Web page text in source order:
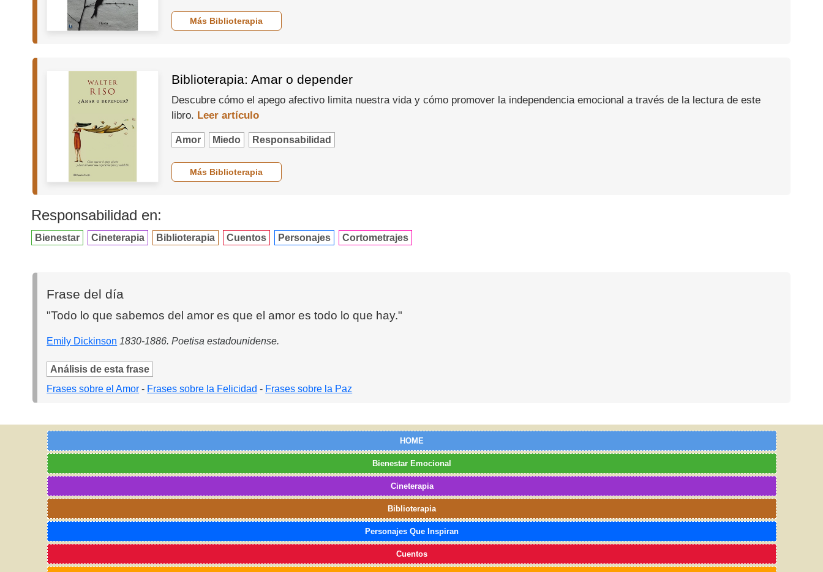
Más Biblioterapia
Biblioterapia: Amar o depender
Descubre cómo el apego afectivo limita nuestra vida y cómo promover la independencia emocional a través de la lectura de este
libro. Leer artículo
Amor Miedo Responsabilidad
Más Biblioterapia
Responsabilidad en:
Bienestar Cineterapia Biblioterapia Cuentos Personajes Cortometrajes
Frase del día
"Todo lo que sabemos del amor es que el amor es todo lo que hay."
Emily Dickinson 1830-1886. Poetisa estadounidense.
Análisis de esta frase
Frases sobre el Amor - Frases sobre la Felicidad - Frases sobre la Paz
HOME
Bienestar Emocional
Cineterapia
Biblioterapia
Personajes Que Inspiran
Cuentos